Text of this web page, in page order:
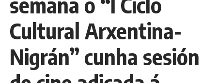
Cultural Arxentina-
Nigrán” cunha sesión